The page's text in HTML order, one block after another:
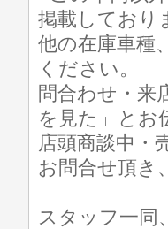
掲載しており
他の在庫車種
ください。
問合わせ・来
を見た」とお
店頭商談中・
お問合せ頂き
スタッフ一同